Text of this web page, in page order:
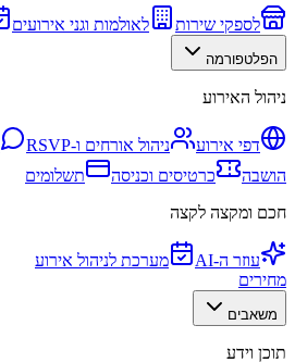
לספקי שירות לאולמות וגני אירועים
הפלטפורמה
ניהול האירוע
דפי אירוע ניהול אורחים ו-RSVP
הושבה
כרטיסים וכניסה
תשלומים
חכם ומקצה לקצה
עוזר ה-AI
מערכת לניהול אירוע
מחירים
משאבים
תוכן וידע